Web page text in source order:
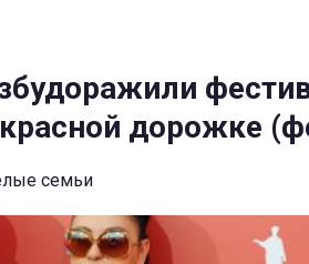
дорожке
семьи